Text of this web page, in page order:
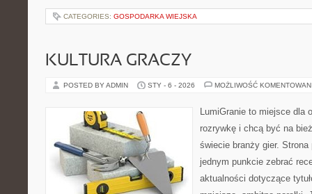
CATEGORIES: GOSPODARKA WIEJSKA
KULTURA GRACZY
POSTED BY ADMIN STY - 6 - 2026 MOŻLIWOŚĆ
LumiGranie to miejsce dla
rozrywkę i chcą być na
świecie branży gier. Strona
jednym punkcie zebrać
aktualności dotyczące